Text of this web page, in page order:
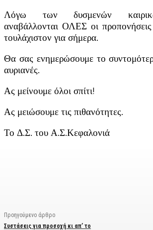
Λόγω των δυσμενών
αναβάλλονται ΟΛΕΣ οι
τουλάχιστον για σήμερα.
Θα σας ενημερώσουμε το
αυριανές.
Ας μείνουμε όλοι σπίτι!
Ας μειώσουμε τις πιθανότητες.
Το Δ.Σ. του Α.Σ.Κεφαλονιά
Προηγούμενο άρθρο
Συστάσεις για προσοχή κι απ’ το